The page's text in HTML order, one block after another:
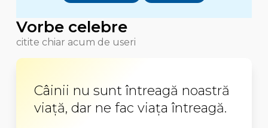
Vorbe celebre
citite chiar acum de useri
Câinii nu sunt întreagă noastră
viață, dar ne fac viața întreagă.